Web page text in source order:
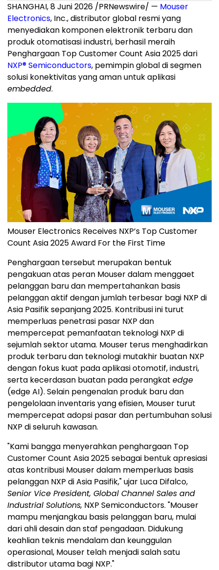
SHANGHAI, 8 Juni 2026 /PRNewswire/ — Mouser
Electronics, Inc., distributor global resmi yang
menyediakan komponen elektronik terbaru dan
produk otomatisasi industri, berhasil meraih
Penghargaan Top Customer Count Asia 2025 dari
NXP®Semiconductors, pemimpin global di segmen
solusi konektivitas yang aman untuk aplikasi
embedded.
Mouser Electronics Receives NXP’s Top Customer
Count Asia 2025 Award For the First Time
Penghargaan tersebut merupakan bentuk
pengakuan atas peran Mouser dalam menggaet
pelanggan baru dan mempertahankan basis
pelanggan aktif dengan jumlah terbesar bagi NXP di
Asia Pasifik sepanjang 2025. Kontribusi ini turut
memperluas penetrasi pasar NXP dan
mempercepat pemanfaatan teknologi NXP di
sejumlah sektor utama. Mouser terus menghadirkan
produk terbaru dan teknologi mutakhir buatan NXP
dengan fokus kuat pada aplikasi otomotif, industri,
serta kecerdasan buatan pada perangkat edge
(edge AI). Selain pengenalan produk baru dan
pengelolaan inventaris yang efisien, Mouser turut
mempercepat adopsi pasar dan pertumbuhan solusi
NXP di seluruh kawasan.
"Kami bangga menyerahkan penghargaan Top
Customer Count Asia 2025 sebagai bentuk apresiasi
atas kontribusi Mouser dalam memperluas basis
pelanggan NXP di Asia Pasifik," ujar Luca Difalco,
Senior Vice President, Global Channel Sales and
Industrial Solutions, NXP Semiconductors. "Mouser
mampu menjangkau basis pelanggan baru, mulai
dari ahli desain dan staf pengadaan. Didukung
keahlian teknis mendalam dan keunggulan
operasional, Mouser telah menjadi salah satu
distributor utama bagi NXP."